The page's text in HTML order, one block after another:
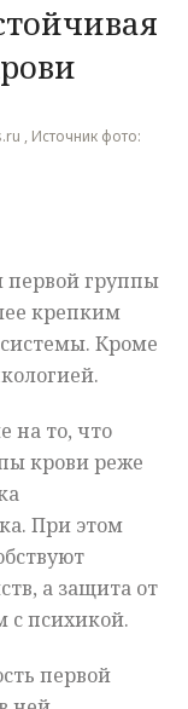
, Источник фото:
первой группы
крепким
Кроме
на то, что
крови реже
При этом
а защита от
с психикой.
первой